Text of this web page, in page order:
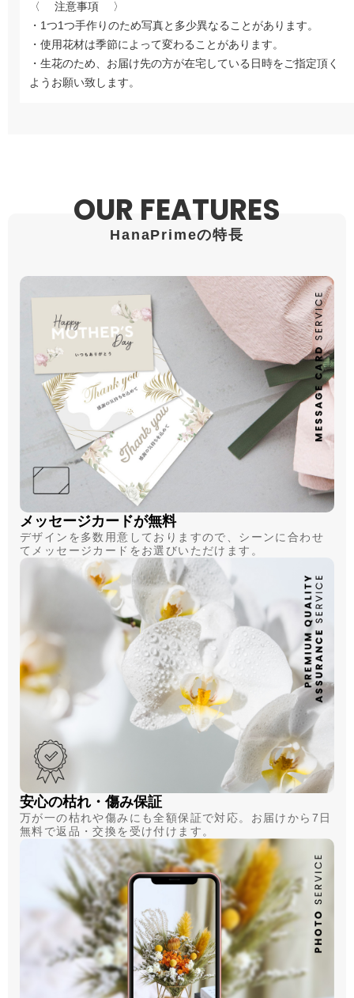
〈 注意事項 〉
・1つ1つ手作りのため写真と多少異なることがあります。
・使用花材は季節によって変わることがあります。
・生花のため、お届け先の方が在宅している日時をご指定頂く
ようお願い致します。
OUR FEATURES
HanaPrimeの特長
メッセージカードが無料
デザインを多数用意しておりますので、シーンに合わせ
てメッセージカードをお選びいただけます。
安心の枯れ・傷み保証
万が一の枯れや傷みにも全額保証で対応。お届けから7日
無料で返品・交換を受け付けます。